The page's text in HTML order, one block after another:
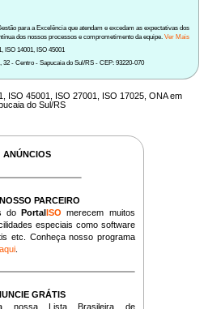
para a Excelência que atendam e excedam as expectativas dos
dos nossos processos e comprometimento da equipe.Ver Mais
ISO 14001, ISO 45001
32 - Centro - Sapucaia do Sul/RS - CEP: 93220-070
ISO 45001, ISO 27001, ISO 17025, ONA em
do Sul/RS
ANÚNCIOS
PARCEIRO
doPortalISO merecem muitos
especiais como software
etc. Conheça nosso programa
GRÁTIS
nossa Lista Brasileira de